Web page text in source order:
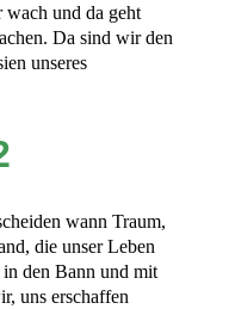
und da geht
Da sind wir den
unseres
wann Traum,
die unser Leben
den Bann und mit
uns erschaffen